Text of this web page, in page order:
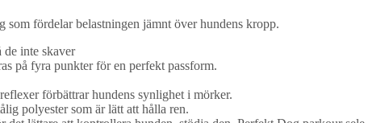
som fördelar belastningen jämnt över hundens kropp.
de inte skaver
på fyra punkter för en perfekt passform.
förbättrar hundens synlighet i mörker.
polyester som är lätt att hålla ren.